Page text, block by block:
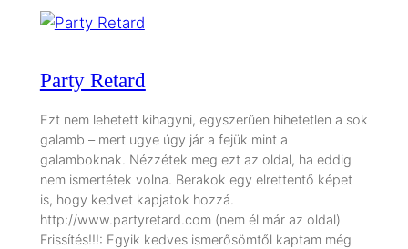
Party Retard
Ezt nem lehetett kihagyni, egyszerűen hihetetlen a sok
galamb – mert ugye úgy jár a fejük mint a
galamboknak. Nézzétek meg ezt az oldal, ha eddig
nem ismertétek volna. Berakok egy elrettentő képet
is, hogy kedvet kapjatok hozzá.
http://www.partyretard.com (nem él már az oldal)
Frissítés!!!: Egyik kedves ismerősömtől kaptam még